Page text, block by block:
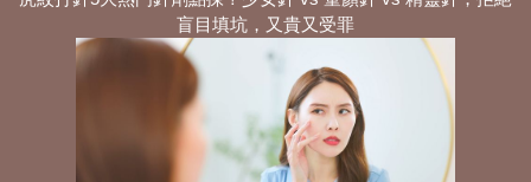
盲目填坑，又貴又受罪